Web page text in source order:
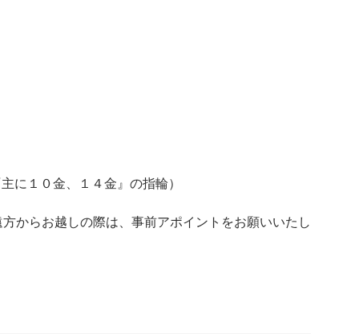
に１０金、１４金』の指輪）
らお越しの際は、事前アポイントをお願いいたし